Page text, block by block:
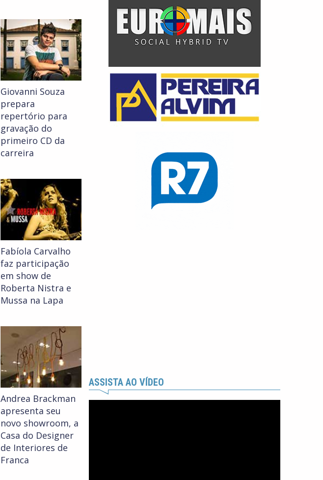
Giovanni Souza
prepara
repertório para
gravação do
primeiro CD da
carreira
Fabíola Carvalho
faz participação
em show de
Roberta Nistra e
Mussa na Lapa
Andrea Brackman
apresenta seu
novo showroom, a
Casa do Designer
de Interiores de
Franca
ASSISTA AO VÍDEO